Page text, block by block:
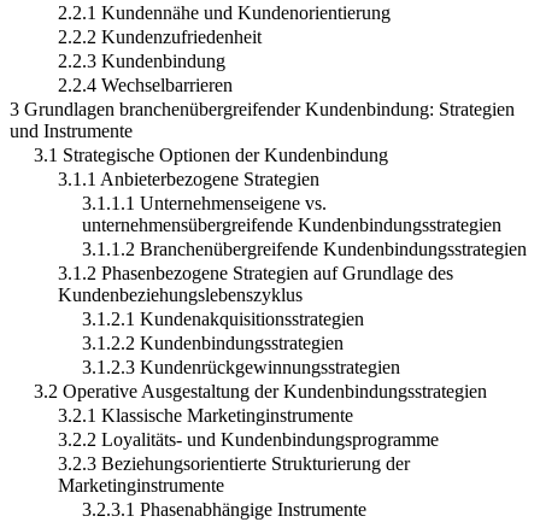
2.2.1 Kundennähe und Kundenorientierung
2.2.2 Kundenzufriedenheit
2.2.3 Kundenbindung
2.2.4 Wechselbarrieren
3 Grundlagen branchenübergreifender Kundenbindung: Strategien
und Instrumente
3.1 Strategische Optionen der Kundenbindung
3.1.1 Anbieterbezogene Strategien
3.1.1.1 Unternehmenseigene vs.
unternehmensübergreifende Kundenbindungsstrategien
3.1.1.2 Branchenübergreifende Kundenbindungsstrategien
3.1.2 Phasenbezogene Strategien auf Grundlage des
Kundenbeziehungslebenszyklus
3.1.2.1 Kundenakquisitionsstrategien
3.1.2.2 Kundenbindungsstrategien
3.1.2.3 Kundenrückgewinnungsstrategien
3.2 Operative Ausgestaltung der Kundenbindungsstrategien
3.2.1 Klassische Marketinginstrumente
3.2.2 Loyalitäts- und Kundenbindungsprogramme
3.2.3 Beziehungsorientierte Strukturierung der
Marketinginstrumente
3.2.3.1 Phasenabhängige Instrumente